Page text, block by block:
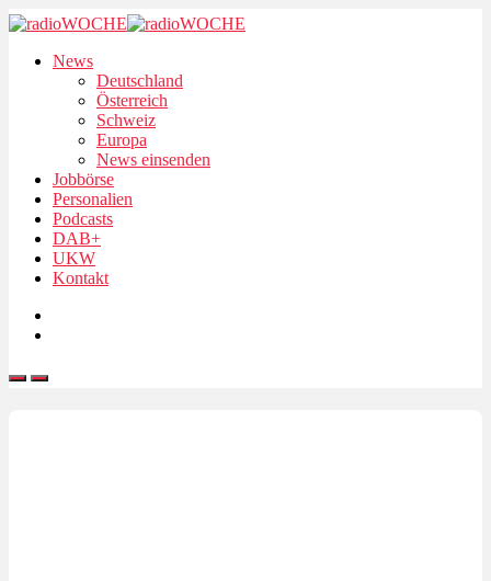
News
Deutschland
Österreich
Schweiz
Europa
News einsenden
Jobbörse
Personalien
Podcasts
DAB+
UKW
Kontakt